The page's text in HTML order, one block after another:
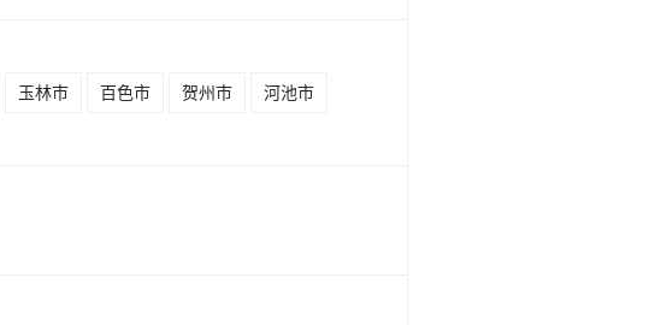
玉林市 百色市 贺州市
河池市